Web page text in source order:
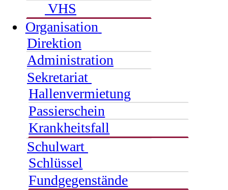
VHS
Organisation
Direktion
Administration
Sekretariat
Hallenvermietung
Passierschein
Krankheitsfall
Schulwart
Schlüssel
Fundgegenstände